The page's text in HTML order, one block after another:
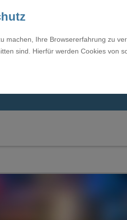
machen, Ihre Browsererfahrung zu
sind. Hierfür werden Cookies von